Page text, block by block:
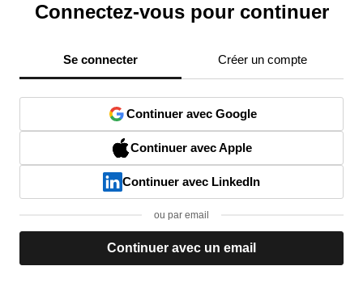
Connectez-vous pour continuer
Se connecter Créer un compte
Continuer avec Google
Continuer avec Apple
Continuer avec LinkedIn
ou par email
Continuer avec un email